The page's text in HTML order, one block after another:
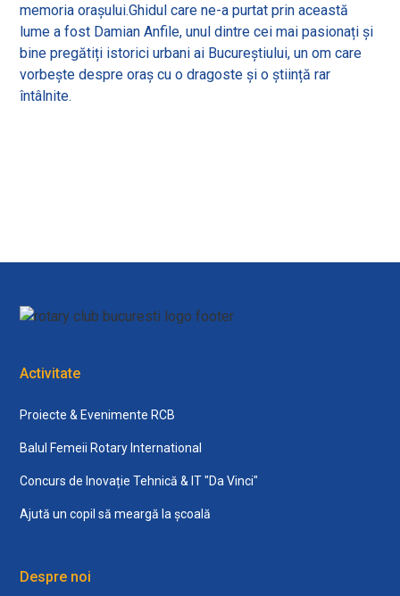
memoria orașului.Ghidul care ne-a purtat prin această
lume a fost Damian Anfile, unul dintre cei mai pasionați și
bine pregătiți istorici urbani ai Bucureștiului, un om care
vorbește despre oraș cu o dragoste și o știință rar
întâlnite.
Activitate
Proiecte & Evenimente RCB
Balul Femeii Rotary International
Concurs de Inovație Tehnică & IT "Da Vinci"
Ajută un copil să meargă la școală
Despre noi